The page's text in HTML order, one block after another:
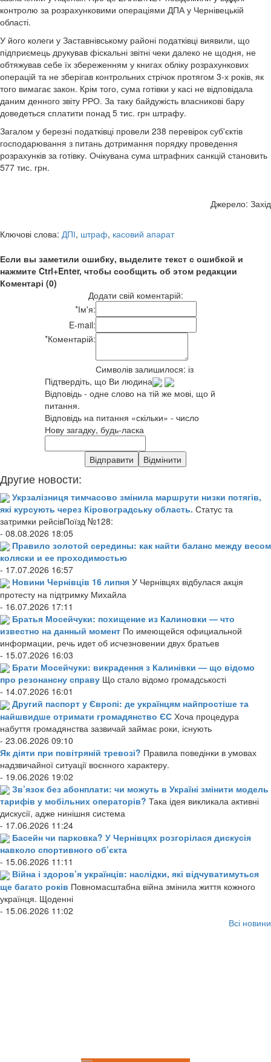
контролю за розрахунковими операціями ДПА у Чернівецькій
області.
У його колеги у Заставнівському районі податківці виявили, що
підприємець друкував фіскальні звітні чеки далеко не щодня, не
обтяжував себе їх збереженням у книгах обліку розрахункових
операцій та не зберігав контрольних стрічок протягом 3-х років, як
того вимагає закон. Крім того, сума готівки у касі не відповідала
даним денного звіту РРО. За таку байдужість власникові бару
доведеться сплатити понад 5 тис. грн штрафу.
Загалом у березні податківці провели 238 перевірок суб'єктів
господарювання з питань дотримання порядку проведення
розрахунків за готівку. Очікувана сума штрафних санкцій становить
577 тис. грн.
Джерело: Захід
Ключові слова: ДПІ, штраф, касовий апарат
Если вы заметили ошибку, выделите текст с ошибкой и
нажмите Ctrl+Enter, чтобы сообщить об этом редакции
Коментарі (0)
Додати свій коментарій:
*Ім'я:
E-mail:
*Коментарій:
Символів залишилося: із
Підтвердіть, що Ви людина
Відповідь - одне слово на тій же мові, що й
питання.
Відповідь на питання «скільки» - число
Нову загадку, будь-ласка
Другие новости:
Укрзалізниця тимчасово змінила маршрути низки потягів,
які курсують через Кіровоградську область. Статус та
затримки рейсівПоїзд №128:
- 08.08.2026 18:05
Правило золотой середины: как найти баланс между весом
коляски и ее проходимостью
- 17.07.2026 16:57
Новини Чернівців 16 липня У Чернівцях відбулася акція
протесту на підтримку Михайла
- 16.07.2026 17:11
Братья Мосейчуки: похищение из Калиновки — что
известно на данный момент По имеющейся официальной
информации, речь идет об исчезновении двух братьев
- 15.07.2026 16:03
Брати Мосейчуки: викрадення з Калинівки — що відомо
про резонансну справу Що стало відомо громадськості
- 14.07.2026 16:01
Другий паспорт у Європі: де українцям найпростіше та
найшвидше отримати громадянство ЄС Хоча процедура
набуття громадянства зазвичай займає роки, існують
- 23.06.2026 09:10
Як діяти при повітряній тревозі? Правила поведінки в умовах
надзвичайної ситуації воєнного характеру.
- 19.06.2026 19:02
Зв’язок без абонплати: чи можуть в Україні змінити модель
тарифів у мобільних операторів? Така ідея викликала активні
дискусії, адже нинішня система
- 17.06.2026 11:24
Басейн чи парковка? У Чернівцях розгорілася дискусія
навколо спортивного об’єкта
- 15.06.2026 11:11
Війна і здоров’я українців: наслідки, які відчуватимуться
ще багато років Повномасштабна війна змінила життя кожного
українця. Щоденні
- 15.06.2026 11:02
Всі новини